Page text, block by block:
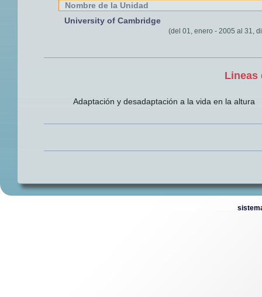
Nombre de la Unidad
University of Cambridge
(del 01, enero - 2005 al 31,
Lineas
Adaptación y desadaptación a la vida en la altura